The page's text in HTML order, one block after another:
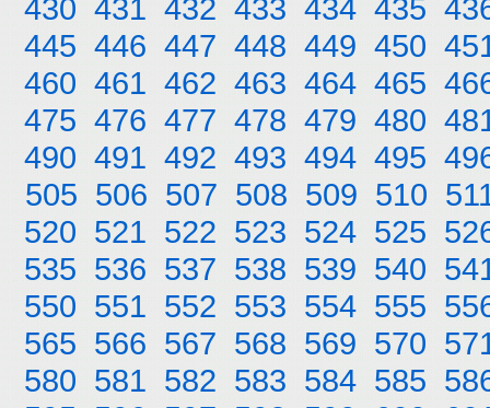
430 431 432 433 434 435
445 446 447 448 449 450
460 461 462 463 464 465
475 476 477 478 479 480
490 491 492 493 494 495
505 506 507 508 509 510
520 521 522 523 524 525
535 536 537 538 539 540
550 551 552 553 554 555
565 566 567 568 569 570
580 581 582 583 584 585